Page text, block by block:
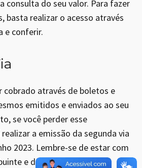
consulta do seu valor. Para fazer
basta realizar o acesso através
e conferir.
cobrado através de boletos e
emitidos e enviados ao seu
se você perder esse
a emissão da segunda via
2023. Lembre-se de estar com
e do imóvel em mãos.